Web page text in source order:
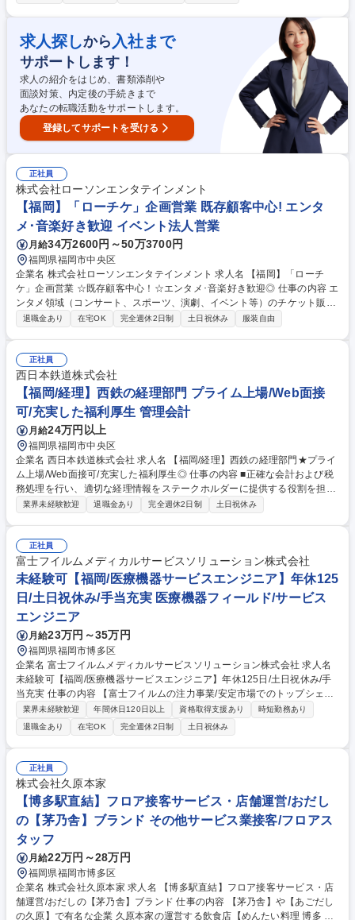
存顧客フォロー（企画立案・販促、要望などの集約） ■自社商品の企画開
発 ■販売促進計画の立案 ※ただ企画するだけでなく、足を使って顧客ニー
ズを確認したり、工場に指示を出すなど、商品づくりに一貫して携わりま
す。 あなたの「食や健康への想い」を形にし、世の中に届けることができ
る環境です。 募集職種 【「食に助けられた」その経験を仕事に】食品・
健康食品の企画・販促（福岡市）
求人探しから 入社まで
サポートします！
求人の紹介をはじめ、書類添削や
面談対策、内定後の手続きまで
あなたの転職活動をサポートします。
登録してサポートを受ける
正社員
株式会社ローソンエンタテインメント
【福岡】「ローチケ」企画営業 既存顧客中心! エンタ
メ･音楽好き歓迎 イベント法人営業
月給34万2600円～50万3700円
福岡県福岡市中央区
企業名 株式会社ローソンエンタテインメント 求人名 【福岡】「ローチ
ケ」企画営業 ☆既存顧客中心！☆エンタメ･音楽好き歓迎◎ 仕事の内容 エ
ンタメ領域（コンサート、スポーツ、演劇、イベント等）のチケット販売
を展開する当社にて、「ローチケ」ブランドを活用したチケットの仕入れ
ベント終了まで責任を持って進行し、無事完了させることが営業のやりが
いです。 一方で、競合や未取引先へのアプローチを地道に積み重ねる姿勢
が求められます。既存顧客との取引が約9割を占める中で、1枚・1件でも
新規のチケットや顧客を獲得することにこだわれる方を歓迎します。 ※個
人予算・ノルマはありません。 募集職種 【福岡】「ローチケ」企画営業
☆既存顧客中心！☆エンタメ･音楽好き歓迎◎
退職金あり 在宅OK 完全週休2日制 土日祝休み 服装自由
正社員
西日本鉄道株式会社
【福岡/経理】西鉄の経理部門 プライム上場/Web面接
可/充実した福利厚生 管理会計
月給24万円以上
福岡県福岡市中央区
企業名 西日本鉄道株式会社 求人名 【福岡/経理】西鉄の経理部門★プライ
ム上場/Web面接可/充実した福利厚生◎ 仕事の内容 ■正確な会計および税
務処理を行い、適切な経理情報をステークホルダーに提供する役割を担っ
ていただきます。 【具体的には】 ■決算や財務諸表の作成、監査対応、会
【福岡/経理】西鉄の経理部門★プライム上場/Web面接可/充実した福利厚
生◎
業界未経験歓迎 退職金あり 完全週休2日制 土日祝休み
正社員
富士フイルムメディカルサービスソリューション株式会社
未経験可【福岡/医療機器サービスエンジニア】年休125
日/土日祝休み/手当充実 医療機器フィールド/サービス
エンジニア
月給23万円～35万円
福岡県福岡市博多区
企業名 富士フイルムメディカルサービスソリューション株式会社 求人名
未経験可【福岡/医療機器サービスエンジニア】年休125日/土日祝休み/手
当充実 仕事の内容 【富士フイルムの注力事業/安定市場でのトップシェア
として拡大中】 医療機関の方々との的確な連携、迅速・誠実な対応を行
い、信頼関係を構築しながら支援します。(対象:MRI・CTシステム/X線画
像診断システム等) 【詳細】製品の据付・点検・修理対応を行いつつ、お
客様に合わせて保守契約の提案もします。 【顧客】大学病院から個人医院
まで幅広く対応 お客様のお昼休憩や夕方の診療後の時間に合わせて訪問し
ます。 【魅力】医療業界の課題を解決し人々の健康や豊かな生活に貢献す
ることができます。製品ラインナップが多く、デジタル化が進む医療業界
で幅広いスキルを習得可能です。 募集職種 未経験可【福岡/医療機器サー
ビスエンジニア】年休125日/土日祝休み/手当充実
業界未経験歓迎 年間休日120日以上 資格取得支援あり
時短勤務あり
退職金あり
在宅OK 完全週休2日制 土日祝休み
正社員
株式会社久原本家
【博多駅直結】フロア接客サービス・店舗運営/おだし
の【茅乃舎】ブランド その他サービス業接客/フロアス
タッフ
月給22万円～28万円
福岡県福岡市博多区
企業名 株式会社久原本家 求人名 【博多駅直結】フロア接客サービス・店
舗運営/おだしの【茅乃舎】ブランド 仕事の内容 【茅乃舎】や【あごだし
の久原】で有名な企業 久原本家の運営する飲食店【めんたい料理 博多 椒